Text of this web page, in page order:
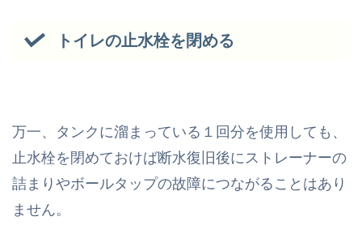
トイレの止水栓を閉める
万一、タンクに溜まっている１回分を使用しても、
止水栓を閉めておけば断水復旧後にストレーナーの
詰まりやボールタップの故障につながることはあり
ません。